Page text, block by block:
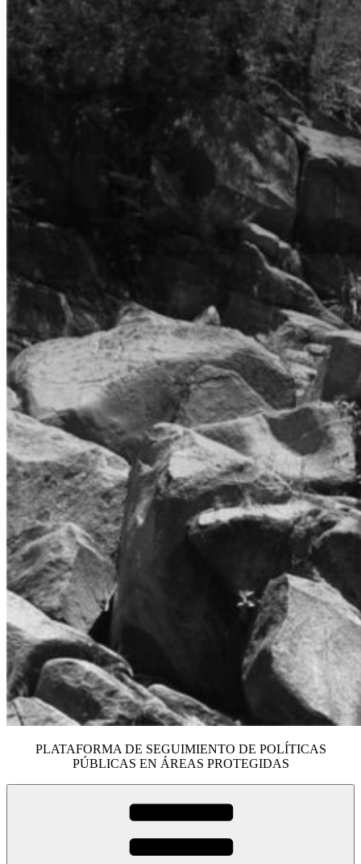
PLATAFORMA DE SEGUIMIENTO DE POLÍTICAS
PÚBLICAS EN ÁREAS PROTEGIDAS